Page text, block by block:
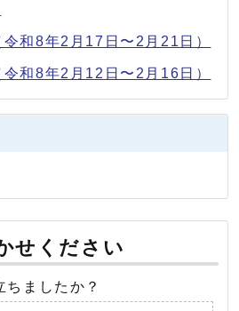
和8年2月17日〜2月21日）
和8年2月12日〜2月16日）
せください
ちましたか？